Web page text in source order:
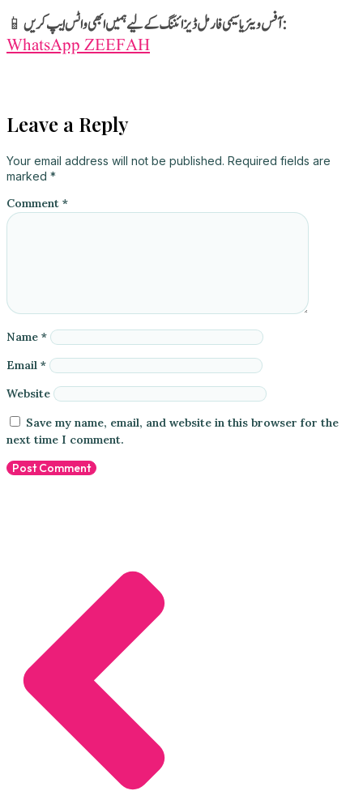
📱
آفس ویئر یا سیمی فارمل ڈیزائننگ کے لیے ہمیں ابھی واٹس ایپ کریں:
WhatsApp ZEEFAH
Leave a Reply
Your email address will not be published. Required fields are
marked *
Comment *
Name *
Email *
Website
Save my name, email, and website in this browser for the
next time I comment.